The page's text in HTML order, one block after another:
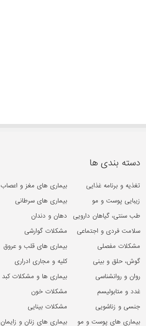
دسته بندی ها
تغذیه و برنامه غذایی
زیبایی پوست و مو
طب سنتی، گیاهان دارویی
سلامت فردی و اجتماعی
مشکلات مفصلی
گوش، حلق و بینی
روان و روانشناسی
غدد و متابولیسم
جنسی و زناشویی
بیماری های پوست و مو
بیماری های مغز و اعصاب
بیماری های سرطانی
دهان و دندان
مشکلات گوارشی
بیماری های قلب و عروق
کلیه و مجاری ادراری
بیماری ها و مشکلات کبد
مشکلات خون
مشکلات بینایی
بیماری های زنان و زایمان